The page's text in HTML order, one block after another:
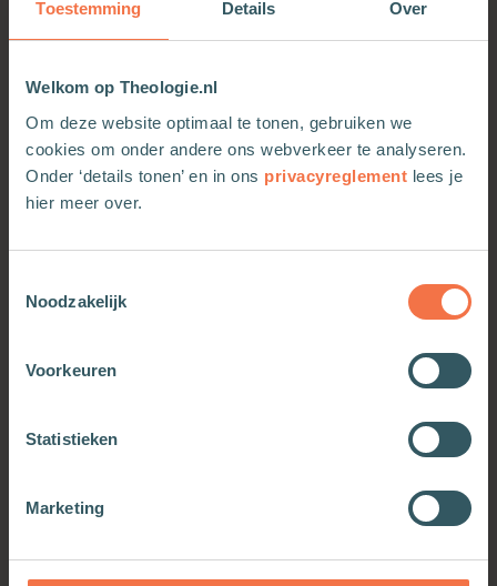
Toestemming Details Over
Welkom op Theologie.nl
Om deze website optimaal te tonen, gebruiken we
cookies om onder andere ons webverkeer te analyseren.
Onder ‘details tonen’ en in ons privacyreglement lees je
hier meer over.
Noodzakelijk
Voorkeuren
Statistieken
Marketing
studenten geneeskunde.